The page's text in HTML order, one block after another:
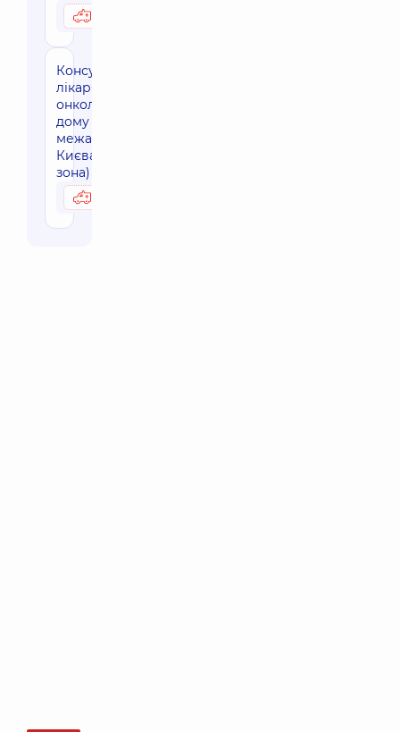
Консультація
лікаря-
онколога на
дому за
межами м.
Києва (30 км
зона)